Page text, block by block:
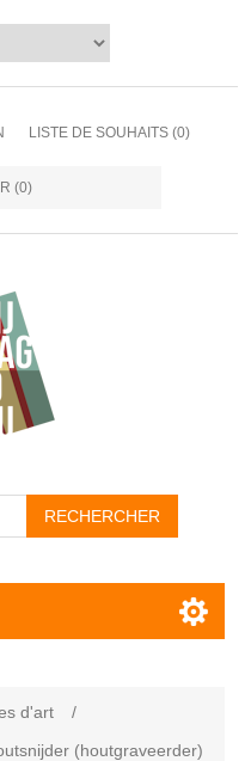
LISTE DE SOUHAITS (0)
(0)
d'art
/
(houtgraveerder)